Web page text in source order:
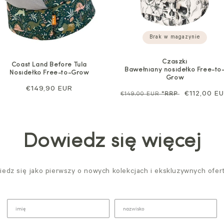
Coast Land Before Tula
Nosidełko Free-to-Grow
Cena
€149,90 EUR
Brak w magazynie
Czaszki
Bawełniany nosidełko Free-to-
Grow
Cena
€149,00 EUR*RRP
Cena
€112,00
Dowiedz się więcej
się jako pierwszy o nowych kolekcjach i ekskluzywnych